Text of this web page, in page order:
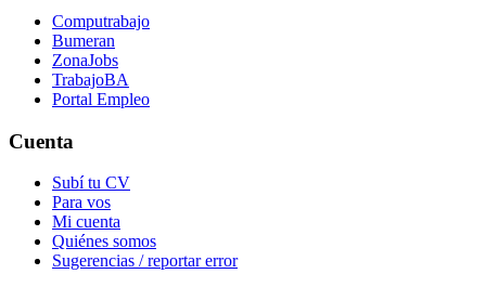
Computrabajo
Bumeran
ZonaJobs
TrabajoBA
Portal Empleo
Cuenta
Subí tu CV
Para vos
Mi cuenta
Quiénes somos
Sugerencias / reportar error